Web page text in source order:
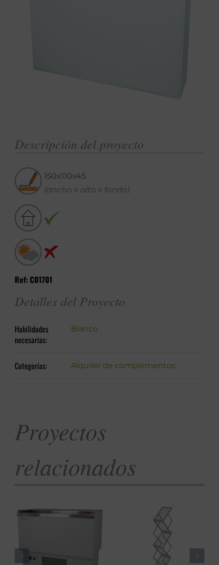
Descripción del proyecto
150x110x45
(ancho x alto x fondo)
Ref: C01701
Detalles del Proyecto
Habilidades
necesarias:
Blanco
Categorías: Alquiler de complementos
Proyectos
relacionados